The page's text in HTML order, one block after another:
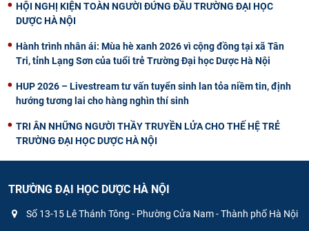
HỘI NGHỊ KIỆN TOÀN NGƯỜI ĐỨNG ĐẦU TRƯỜNG ĐẠI HỌC
DƯỢC HÀ NỘI
Hành trình nhân ái: Mùa hè xanh 2026 vì cộng đồng tại xã Tân
Tri, tỉnh Lạng Sơn của tuổi trẻ Trường Đại học Dược Hà Nội
HUP 2026 – Livestream tư vấn tuyển sinh lan tỏa niềm tin, định
hướng tương lai cho hàng nghìn thí sinh
TRI ÂN NHỮNG NGƯỜI THẦY TRUYỀN LỬA CHO THẾ HỆ TRẺ
TRƯỜNG ĐẠI HỌC DƯỢC HÀ NỘI
TRƯỜNG ĐẠI HỌC DƯỢC HÀ NỘI
Số 13-15 Lê Thánh Tông - Phường Cửa Nam - Thành phố Hà Nội